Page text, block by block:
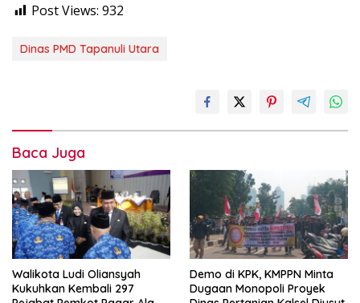
Post Views: 932
Dinas PMD Tapanuli Utara
Baca Juga
Walikota Ludi Oliansyah
Kukuhkan Kembali 297
Demo di KPK, KMPPN Minta
Dugaan Monopoli Proyek